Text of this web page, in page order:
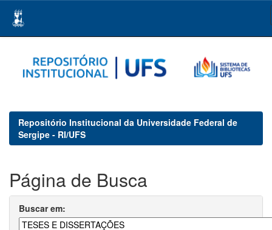
navigation
Repositório Institucional da Universidade Federal de
Sergipe - RI/UFS
Página de Busca
Buscar em: